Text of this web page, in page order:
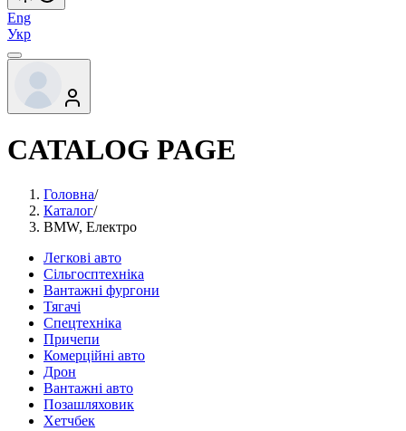
Eng
Укр
CATALOG PAGE
Головна/
Каталог/
BMW, Електро
Легкові авто
Сільгосптехніка
Вантажні фургони
Тягачі
Спецтехніка
Причепи
Комерційні авто
Дрон
Вантажні авто
Позашляховик
Хетчбек